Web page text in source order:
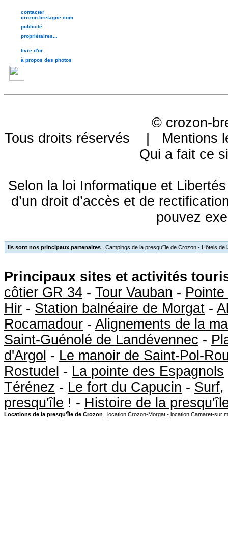
contacter
crozon-bretagne.com
publicité
propriétaires...
livre d'or
à propos des photos
© crozon-
Tous droits réservés | Mentions
Qui a fait ce
Selon la loi Informatique et
d’un droit d’accès et de
pouvez
Ils sont nos principaux partenaires : Campings de la presqu'île de Crozon - Hôtels de
Principaux sites et activités
côtier GR 34 - Tour Vauban -
Hir - Station balnéaire de Morgat -
Rocamadour - Alignements de la
Saint-Guénolé de Landévennec -
d'Argol - Le manoir de Saint-Pol-
Rostudel - La pointe des Espagnols
Térénez - Le fort du Capucin - Surf,
presqu'île ! - Histoire de la
Locations de la presqu'île de Crozon : location Crozon-Morgat - location Camaret-sur